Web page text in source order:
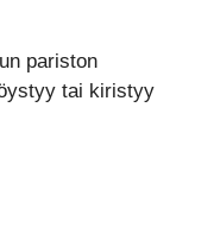
pariston
tai kiristyy